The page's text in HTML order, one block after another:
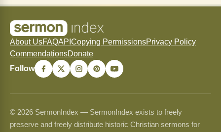
About UsFAQAPI Copying PermissionsPrivacy Policy
CommendationsDonate
Follow
© 2026 SermonIndex — SermonIndex exists to freely
preserve and freely distribute historic Christian sermons for